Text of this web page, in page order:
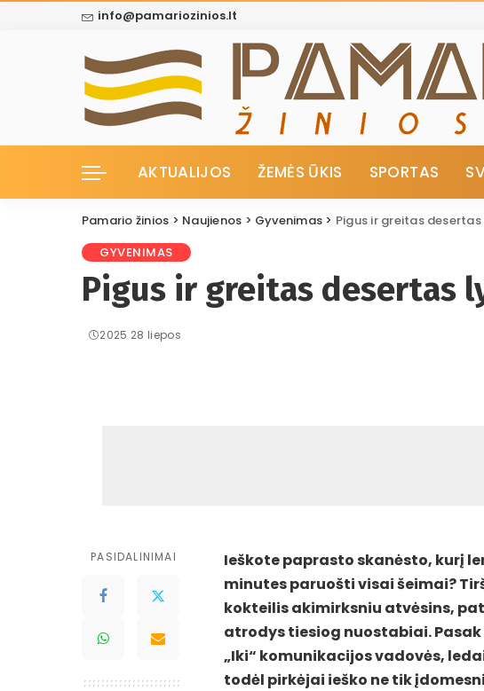
info@pamariozinios.lt
AKTUALIJOS ŽEMĖS ŪKIS SPORTAS
Pamario žinios > Naujienos > Gyvenimas > Pigus ir greitas
GYVENIMAS
Pigus ir greitas desertas
2025 28 liepos
PASIDALINIMAI
Ieškote paprasto skanėsto, kurį
minutes paruošti visai šeimai?
kokteilis akimirksniu atvėsins,
atrodys tiesiog nuostabiai.
„Iki“ komunikacijos vadovės,
todėl pirkėjai ieško ne tik